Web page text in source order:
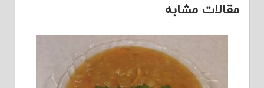
مقالات مشابه